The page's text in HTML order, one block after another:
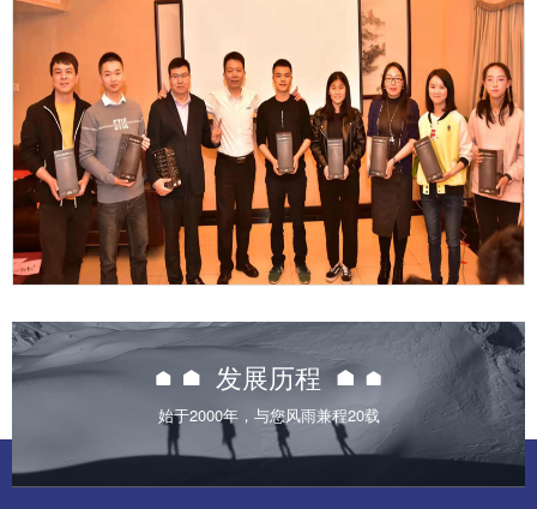
发展历程
始于2000年，与您风雨兼程20载